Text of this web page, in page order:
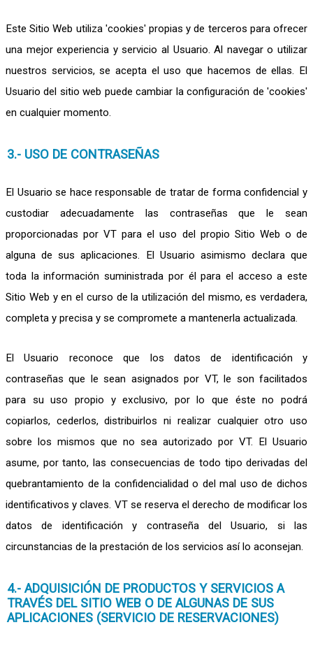
Este Sitio Web utiliza 'cookies' propias y de terceros para ofrecer
una mejor experiencia y servicio al Usuario. Al navegar o utilizar
nuestros servicios, se acepta el uso que hacemos de ellas. El
Usuario del sitio web puede cambiar la configuración de 'cookies'
en cualquier momento.
3.- USO DE CONTRASEÑAS
El Usuario se hace responsable de tratar de forma confidencial y
custodiar adecuadamente las contraseñas que le sean
proporcionadas por VT para el uso del propio Sitio Web o de
alguna de sus aplicaciones. El Usuario asimismo declara que
toda la información suministrada por él para el acceso a este
Sitio Web y en el curso de la utilización del mismo, es verdadera,
completa y precisa y se compromete a mantenerla actualizada.
El Usuario reconoce que los datos de identificación y
contraseñas que le sean asignados por VT, le son facilitados
para su uso propio y exclusivo, por lo que éste no podrá
copiarlos, cederlos, distribuirlos ni realizar cualquier otro uso
sobre los mismos que no sea autorizado por VT. El Usuario
asume, por tanto, las consecuencias de todo tipo derivadas del
quebrantamiento de la confidencialidad o del mal uso de dichos
identificativos y claves. VT se reserva el derecho de modificar los
datos de identificación y contraseña del Usuario, si las
circunstancias de la prestación de los servicios así lo aconsejan.
4.- ADQUISICIÓN DE PRODUCTOS Y SERVICIOS A
TRAVÉS DEL SITIO WEB O DE ALGUNAS DE SUS
APLICACIONES (SERVICIO DE RESERVACIONES)